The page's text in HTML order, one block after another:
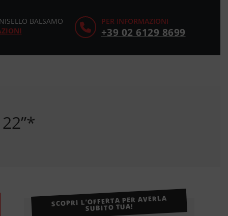
PER INFORMAZIONI
+39 02 6129 8699
BALSAMO
SCOPRI L’OFFERTA PER AVERLA
SUBITO TUA!